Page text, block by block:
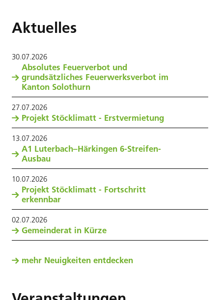
Aktuelles
30.07.2026
Absolutes Feuerverbot und
grundsätzliches Feuerwerksverbot im
Kanton Solothurn
27.07.2026
Projekt Stöcklimatt - Erstvermietung
13.07.2026
A1 Luterbach–Härkingen 6-Streifen-
Ausbau
10.07.2026
Projekt Stöcklimatt - Fortschritt
erkennbar
02.07.2026
Gemeinderat in Kürze
mehr Neuigkeiten entdecken